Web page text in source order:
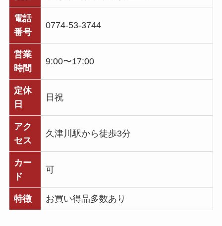
電話
番号
0774-53-3744
営業
時間
9:00〜17:00
定休
日
日祝
アク
セス
久津川駅から徒歩3分
カー
ド
可
特徴 お買い得品多数あり